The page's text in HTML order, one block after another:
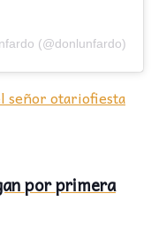
(@donlunfardo)
señor otariofiesta
por primera